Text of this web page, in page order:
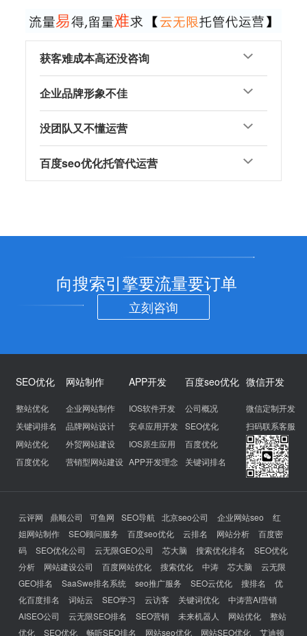
获客难成本高还没咨询
企业品牌形象不佳
没团队又不懂运营
百度seo优化托管代运营
向搜索引擎要流量要订单
立刻咨询
SEO优化
整站优化
关键词排名
网站优化
百度优化
网站制作
企业网站制作
品牌网站设计
外贸网站建设
营销型网站建设
APP开发
IOS软件开发
安卓应用开发
IOS原生应用
APP开发理念
百度seo优化
公司概况
SEO优化
百度优化
关键词排名
微信开发
微信定制开发
扫码联系客服
云评网 鼎顺公司 可鱼网 SEO导航 北京seo公司 企业网站seo
红
姐网站制作
SEO顾问服务 百度seo优化 云排名 网站分析
百度密
码
SEO优化公司 云无限GEO公司 芯大脑 搜索优化排名
SEO优化
分析
网站建设公司 百度网站优化 搜索优化 中涛 芯大脑
云无限
GEO排名
SaaSwe排名系统 seo推广服务 SEO云优化 搜排名
优
化百度排名
词站云 SEO学习 云访客 关键词优化
中涛营AI营销
AISEO公司
云无限SEO排名 SEO营销 未来机器人 网站优化
整站
优化
SEO优化 畅听SEO排名 网站seo优化 网站SEO优化 艾迪顿